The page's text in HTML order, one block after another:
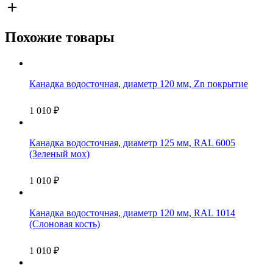
Похожие товары
Канадка водосточная, диаметр 120 мм, Zn покрытие
1 010 ₽
Канадка водосточная, диаметр 125 мм, RAL 6005
(Зеленый мох)
1 010 ₽
Канадка водосточная, диаметр 120 мм, RAL 1014
(Слоновая кость)
1 010 ₽